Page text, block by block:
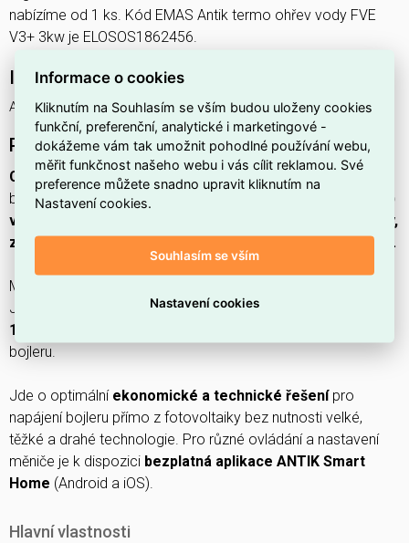
nabízíme od 1 ks. Kód EMAS Antik termo ohřev vody FVE
V3+ 3kw je ELOSOS1862456.
Interní název produktu
Antik termo ohřev vody FVE V3+ 3kw
Podrobný popis produktu
Chytrý solární měnič
, který nabízí efektivní přímé napájení
bojleru ze slunce.Nová vylepšená VERZE 3+ (3.generace)
velmi úspěšného modelu V2, navíc se dvěma AC výstupy,
zálohou hodin při výpadku napájení, přepínacím relé 40A.
Měnič má možnost
Jednotka je koncipována pro vstupní napětí
16A max.
bojleru.
Jde o optimální ekonomické a technické řešenípro
napájení bojleru přímo z fotovoltaiky bez nutnosti velké,
těžké a drahé technologie. Pro různé ovládání a nastavení
měniče je k dispozici bezplatná aplikace ANTIK Smart
Home (Android a iOS).
Hlavní vlastnosti
Informace o cookies
Kliknutím na Souhlasím se vším budou uloženy cookies
funkční, preferenční, analytické i marketingové -
dokážeme vám tak umožnit pohodlné používání webu,
měřit funkčnost našeho webu i vás cílit reklamou. Své
preference můžete snadno upravit kliknutím na
Nastavení cookies.
Souhlasím se vším
Nastavení cookies